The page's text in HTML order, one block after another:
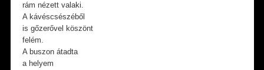
rám nézett valaki.
A kávéscsészéből
is gőzerővel köszönt
felém.
A buszon átadta
a helyem